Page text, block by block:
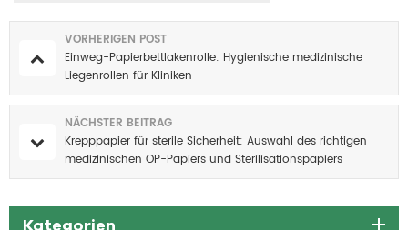
VORHERIGEN POST
Einweg-Papierbettlakenrolle: Hygienische medizinische
Liegenrollen für Kliniken
NÄCHSTER BEITRAG
Krepppapier für sterile Sicherheit: Auswahl des richtigen
medizinischen OP-Papiers und Sterilisationspapiers
Kategorien